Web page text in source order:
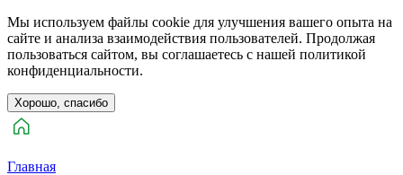
Мы используем файлы cookie для улучшения вашего опыта на
сайте и анализа взаимодействия пользователей. Продолжая
пользоваться сайтом, вы соглашаетесь с нашей политикой
конфиденциальности.
Хорошо, спасибо
Главная